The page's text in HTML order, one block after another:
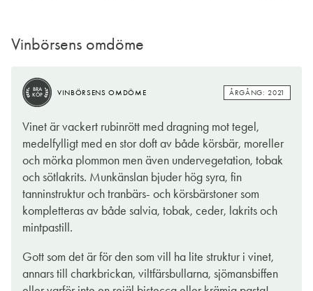
Vinbörsens omdöme
BRA
KÖP
VINBÖRSENS OMDÖME ÅRGÅNG: 2021
Vinet är vackert rubinrött med dragning mot tegel,
medelfylligt med en stor doft av både körsbär, moreller
och mörka plommon men även undervegetation, tobak
och sötlakrits. Munkänslan bjuder hög syra, fin
tanninstruktur och tranbärs- och körsbärstoner som
kompletteras av både salvia, tobak, ceder, lakrits och
mintpastill.
Gott som det är för den som vill ha lite struktur i vinet,
annars till charkbrickan, viltfärsbullarna, sjömansbiffen
TIPS VINBÖRSENS OMDÖME
boxvin som ska förmedla en känsla av Toscana, både visuellt
och smakmässigt. Ernst Billgren, konstnären med en räv eller
två bakom örat och sommelier Maya Samuelsson med många
vinprojekt på gång. Visst finns det en doft av Toscana i vinet.
Körsbär, lite salvia, lakrits, lätt krydda och friskhet. Mjuk
eftersmak med lite värme.
på menyn. Testa till lite chark, där fänkålssalami ger tydliga
toscanska vibbar. Vinet klarar även av en kryddig